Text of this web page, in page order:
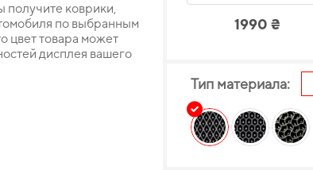
получите коврики,
по выбранным
цвет товара может
дисплея вашего
1990 ₴
Тип материала: